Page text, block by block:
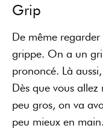
Grip
De même
grippe. On a un
prononcé. Là
Dès que vous
peu gros, on va
peu mieux en